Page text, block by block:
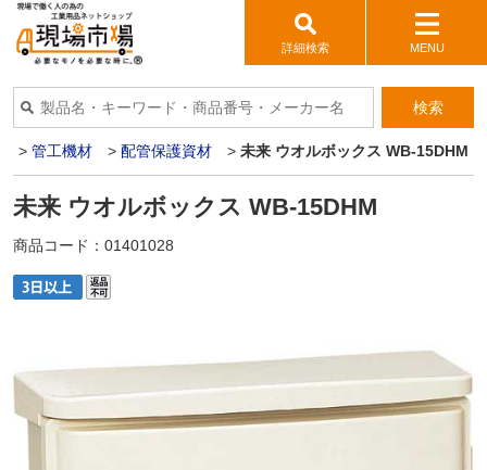
詳細検索 MENU
検索
> 管工機材 > 配管保護資材 > 未来 ウオルボックス WB-15DHM
未来 ウオルボックス WB-15DHM
商品コード： 01401028